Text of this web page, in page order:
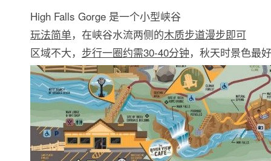
High Falls Gorge 是一个小型峡谷
玩法简单，在峡谷水流两侧的木质步道漫步即可
区域不大， 步行一圈约需30-40分钟，秋天时景色最好